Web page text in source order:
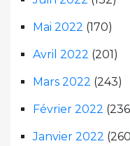
Mai 2022 (170)
Avril 2022 (201)
Mars 2022 (243)
Février 2022
Janvier 2022